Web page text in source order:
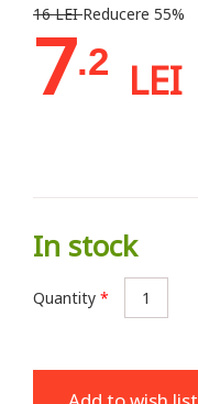
16 LEIReducere 55%
7.2 LEI
In stock
Quantity *